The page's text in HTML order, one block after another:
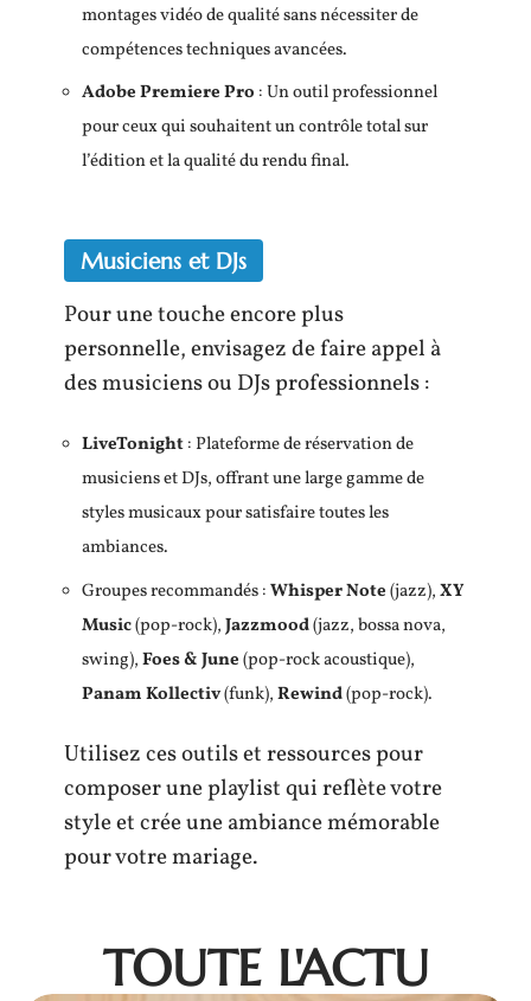
montages vidéo de qualité sans nécessiter de
compétences techniques avancées.
Adobe Premiere Pro : Un outil professionnel
pour ceux qui souhaitent un contrôle total sur
l’édition et la qualité du rendu final.
Musiciens et DJs
Pour une touche encore plus
personnelle, envisagez de faire appel à
des musiciens ou DJs professionnels :
LiveTonight: Plateforme de réservation de
musiciens et DJs, offrant une large gamme de
styles musicaux pour satisfaire toutes les
ambiances.
Groupes recommandés :Whisper Note(jazz),XY
Music(pop-rock),Jazzmood(jazz, bossa nova,
swing),Foes & June(pop-rock acoustique),
Panam Kollectiv(funk),Rewind(pop-rock).
Utilisez ces outils et ressources pour
composer une playlist qui reflète votre
style et crée une ambiance mémorable
pour votre mariage.
TOUTE L'ACTU